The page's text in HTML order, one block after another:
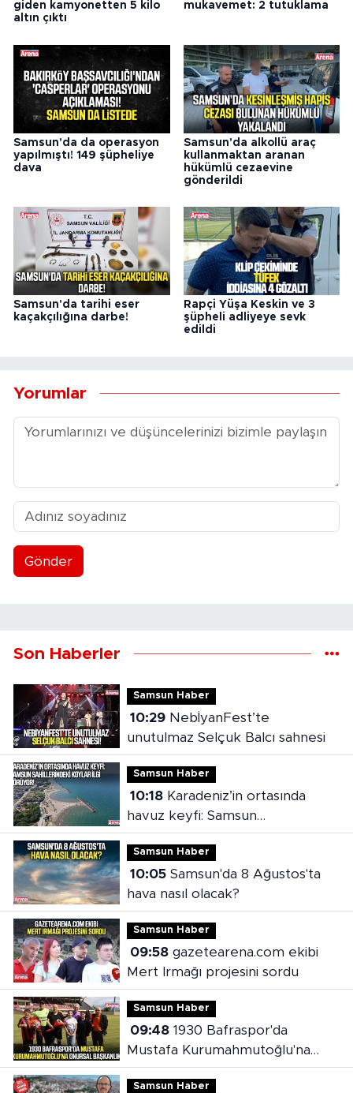
giden kamyonetten 5 kilo
altın çıktı
mukavemet: 2 tutuklama
Samsun'da da operasyon
yapılmıştı! 149 şüpheliye
dava
Samsun'da alkollü araç
kullanmaktan aranan
hükümlü cezaevine
gönderildi
Samsun'da tarihi eser
kaçakçılığına darbe!
Rapçi Yüşa Keskin ve 3
şüpheli adliyeye sevk
edildi
Yorumlar
Gönder
Son Haberler
Samsun Haber
10:29NebİyanFest’te
unutulmaz Selçuk Balcı sahnesi
Samsun Haber
10:18Karadeniz’in ortasında
havuz keyfi: Samsun
sahillerindeki koylar ilgi görüyor
Samsun Haber
10:05Samsun'da 8 Ağustos'ta
hava nasıl olacak?
Samsun Haber
09:58gazetearena.com ekibi
Mert Irmağı projesini sordu
Samsun Haber
09:481930 Bafraspor'da
Mustafa Kurumahmutoğlu'na
onursal başkanlık
Samsun Haber